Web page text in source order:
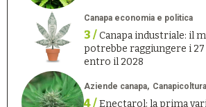
Canapa economia e politica
3 /Canapa industriale: il
potrebbe raggiungere i
entro il 2028
Aziende canapa Canapicoltura
4 /Enectarol: la prima